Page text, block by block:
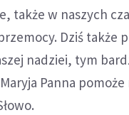
także w naszych
Dziś także
nadziei, tym
Panna